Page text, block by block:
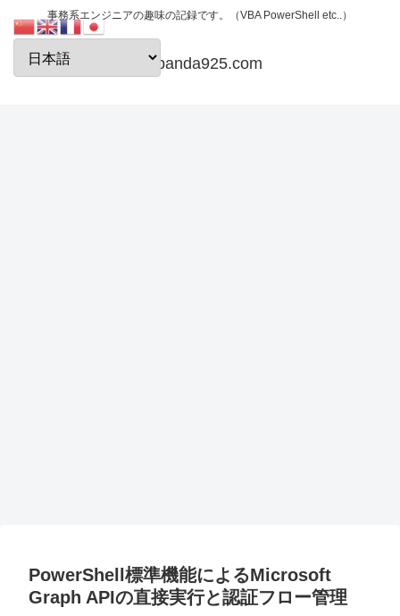
事務系エンジニアの趣味の記録です。（VBA PowerShell etc..）
papanda925.com
PowerShell標準機能によるMicrosoft
Graph APIの直接実行と認証フロー管理